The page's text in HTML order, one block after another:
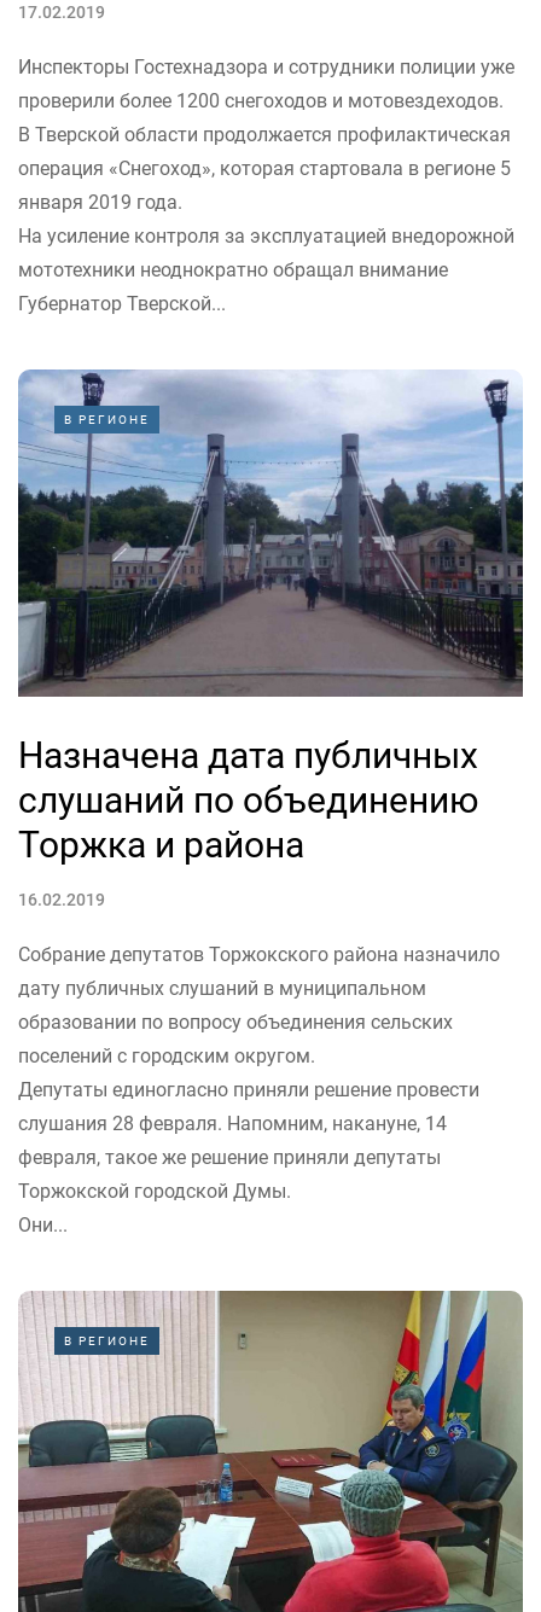
17.02.2019
Инспекторы Гостехнадзора и сотрудники полиции уже
проверили более 1200 снегоходов и мотовездеходов.
В Тверской области продолжается профилактическая
операция «Снегоход», которая стартовала в регионе 5
января 2019 года.
На усиление контроля за эксплуатацией внедорожной
мототехники неоднократно обращал внимание
Губернатор Тверской...
В РЕГИОНЕ
Назначена дата публичных
слушаний по объединению
Торжка и района
16.02.2019
Собрание депутатов Торжокского района назначило
дату публичных слушаний в муниципальном
образовании по вопросу объединения сельских
поселений с городским округом.
Депутаты единогласно приняли решение провести
слушания 28 февраля. Напомним, накануне, 14
февраля, такое же решение приняли депутаты
Торжокской городской Думы.
Они...
В РЕГИОНЕ